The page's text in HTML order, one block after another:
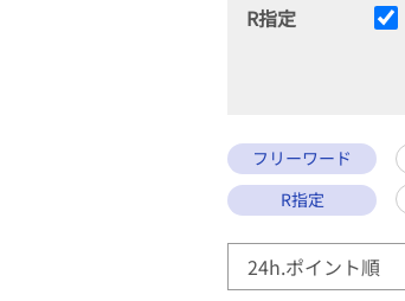
R指定
フリーワード
R指定